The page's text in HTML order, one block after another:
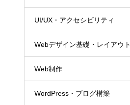
UI/UX・アクセシビリティ
Webデザイン基礎・レイアウト
Web制作
WordPress・ブログ構築